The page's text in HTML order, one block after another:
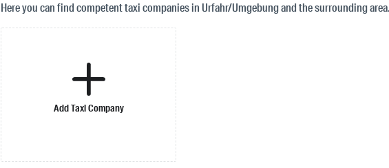
Here you can find competent taxi companies in Urfahr/Umgebung and the surrounding
Add Taxi Company